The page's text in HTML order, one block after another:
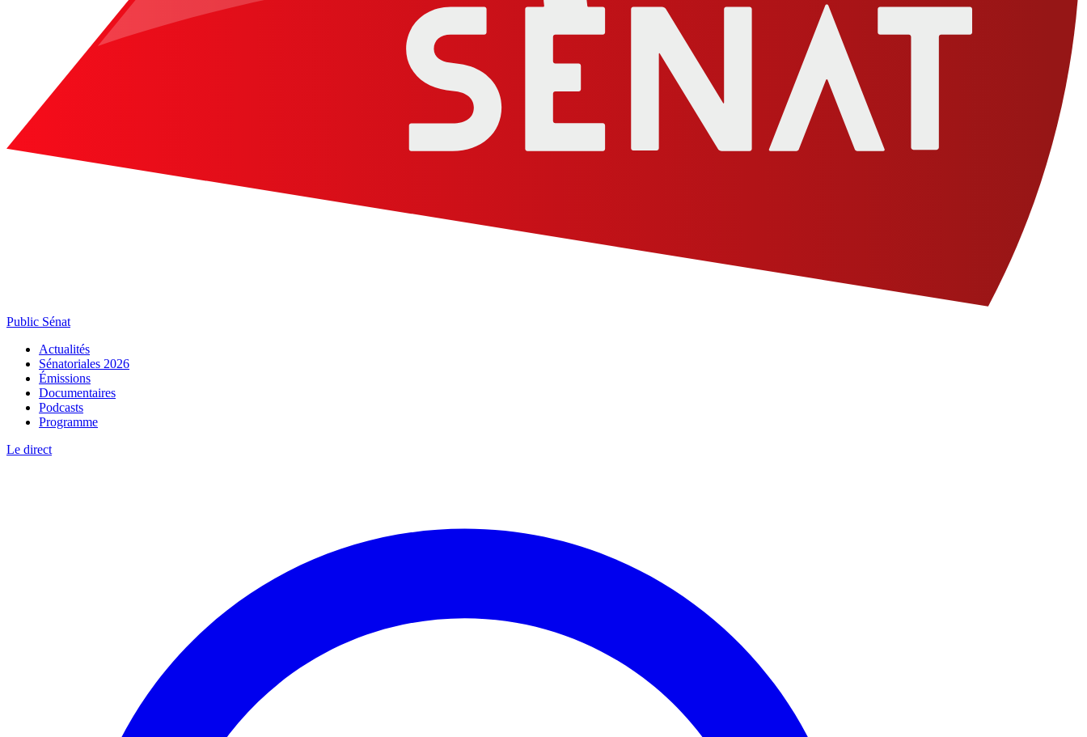
Public Sénat
Actualités
Sénatoriales 2026
Émissions
Documentaires
Podcasts
Programme
Le direct